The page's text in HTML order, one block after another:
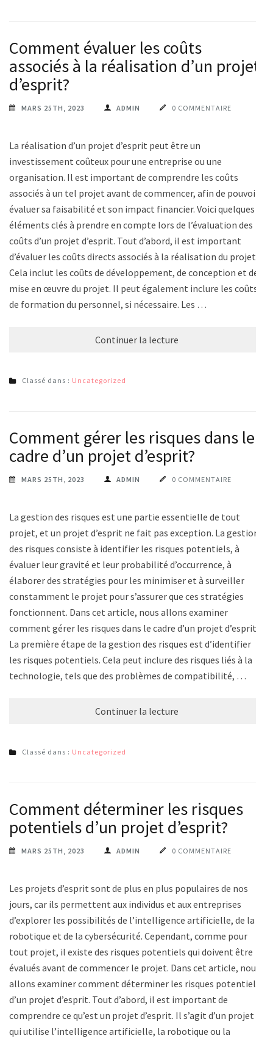
Comment évaluer les coûts
associés à la réalisation d’un projet
d’esprit?
MARS 25TH, 2023 ADMIN 0 COMMENTAIRE
La réalisation d’un projet d’esprit peut être un
investissement coûteux pour une entreprise ou une
organisation. Il est important de comprendre les coûts
associés à un tel projet avant de commencer, afin de pouvoir
évaluer sa faisabilité et son impact financier. Voici quelques
éléments clés à prendre en compte lors de l’évaluation des
coûts d’un projet d’esprit. Tout d’abord, il est important
d’évaluer les coûts directs associés à la réalisation du projet.
Cela inclut les coûts de développement, de conception et de
mise en œuvre du projet. Il peut également inclure les coûts
de formation du personnel, si nécessaire. Les …
Continuer la lecture
Classé dans : Uncategorized
Comment gérer les risques dans le
cadre d’un projet d’esprit?
MARS 25TH, 2023 ADMIN 0 COMMENTAIRE
La gestion des risques est une partie essentielle de tout
projet, et un projet d’esprit ne fait pas exception. La gestion
des risques consiste à identifier les risques potentiels, à
évaluer leur gravité et leur probabilité d’occurrence, à
élaborer des stratégies pour les minimiser et à surveiller
constamment le projet pour s’assurer que ces stratégies
fonctionnent. Dans cet article, nous allons examiner
comment gérer les risques dans le cadre d’un projet d’esprit.
La première étape de la gestion des risques est d’identifier
les risques potentiels. Cela peut inclure des risques liés à la
technologie, tels que des problèmes de compatibilité, …
Continuer la lecture
Classé dans : Uncategorized
Comment déterminer les risques
potentiels d’un projet d’esprit?
MARS 25TH, 2023 ADMIN 0 COMMENTAIRE
Les projets d’esprit sont de plus en plus populaires de nos
jours, car ils permettent aux individus et aux entreprises
d’explorer les possibilités de l’intelligence artificielle, de la
robotique et de la cybersécurité. Cependant, comme pour
tout projet, il existe des risques potentiels qui doivent être
évalués avant de commencer le projet. Dans cet article, nous
allons examiner comment déterminer les risques potentiels
d’un projet d’esprit. Tout d’abord, il est important de
comprendre ce qu’est un projet d’esprit. Il s’agit d’un projet
qui utilise l’intelligence artificielle, la robotique ou la